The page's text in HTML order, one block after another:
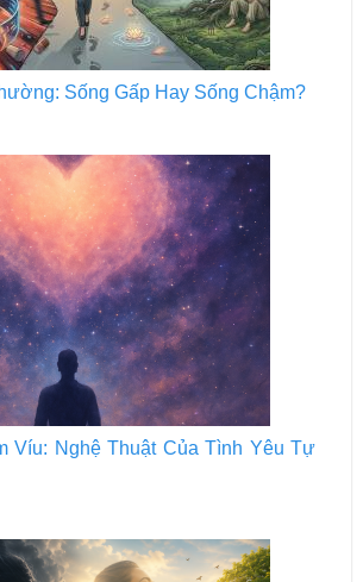
Sống Gấp Hay Sống Chậm?
Víu: Nghệ Thuật Của Tình Yêu Tự